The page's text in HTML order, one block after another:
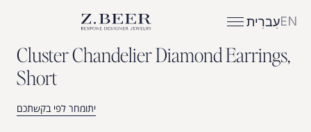
ENעִברִית
ClusterChandelierDiamondEarrings,
Short
יתומחר לפי בקשתכם